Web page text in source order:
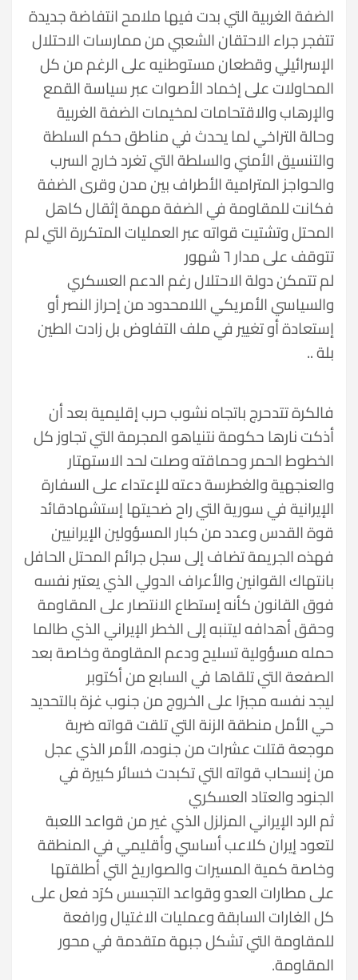
الضفة الغربية التي بدت فيها ملامح انتفاضة جديدة
تتفجر جراء الاحتقان الشعبي من ممارسات الاحتلال
الإسرائيلي وقطعان مستوطنيه على الرغم من كل
المحاولات على إخماد الأصوات عبر سياسة القمع
والإرهاب والاقتحامات لمخيمات الضفة الغربية
وحالة التراخي لما يحدث في مناطق حكم السلطة
والتنسيق الأمني والسلطة التي تغرد خارج السرب
والحواجز المترامية الأطراف بين مدن وقرى الضفة
فكانت للمقاومة في الضفة مهمة إثقال كاهل
المحتل وتشتيت قواته عبر العمليات المتكررة التي لم
تتوقف على مدار ٦ شهور
لم تتمكن دولة الاحتلال رغم الدعم العسكري
والسياسي الأمريكي اللامحدود من إحراز النصر أو
إستعادة أو تغيير في ملف التفاوض بل زادت الطين
بلة ..
فالكرة تتدحرج باتجاه نشوب حرب إقليمية بعد أن
أذكت نارها حكومة نتنياهو المجرمة التي تجاوز كل
الخطوط الحمر وحماقته وصلت لحد الاستهتار
والعنجهية والغطرسة دعته للإعتداء على السفارة
الإيرانية في سورية التي راح ضحيتها إستشهادقائد
قوة القدس وعدد من كبار المسؤولين الإيرانيين
فهذه الجريمة تضاف إلى سجل جرائم المحتل الحافل
بانتهاك القوانين والأعراف الدولي الذي يعتبر نفسه
فوق القانون كأنه إستطاع الانتصار على المقاومة
وحقق أهدافه ليتنبه إلى الخطر الإيراني الذي طالما
حمله مسؤولية تسليح ودعم المقاومة وخاصة بعد
الصفعة التي تلقاها في السابع من أكتوبر
ليجد نفسه مجبرًا على الخروج من جنوب غزة بالتحديد
حي الأمل منطقة الزنة التي تلقت قواته ضربة
موجعة قتلت عشرات من جنوده، الأمر الذي عجل
من إنسحاب قواته التي تكبدت خسائر كبيرة في
الجنود والعتاد العسكري
ثم الرد الإيراني المزلزل الذي غير من قواعد اللعبة
لتعود إيران كلاعب أساسي وأقليمي في المنطقة
وخاصة كمية المسيرات والصواريخ التي أطلقتها
على مطارات العدو وقواعد التجسس كرًد فعل على
كل الغارات السابقة وعمليات الاغتيال ورافعة
للمقاومة التي تشكل جبهة متقدمة في محور
المقاومة.